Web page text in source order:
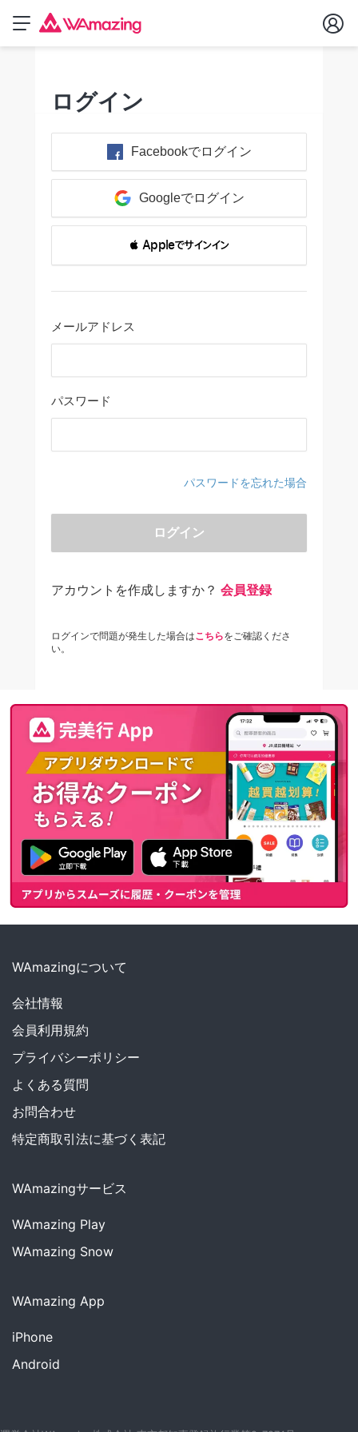
ログイン
Facebookでログイン
Googleでログイン
 Appleでサインイン
メールアドレス
パスワード
パスワードを忘れた場合
ログイン
アカウントを作成しますか？ 会員登録
ログインで問題が発生した場合はこちらをご確認くださ
い。
WAmazingについて
会社情報
会員利用規約
プライバシーポリシー
よくある質問
お問合わせ
特定商取引法に基づく表記
WAmazingサービス
WAmazing Play
WAmazing Snow
WAmazing App
iPhone
Android